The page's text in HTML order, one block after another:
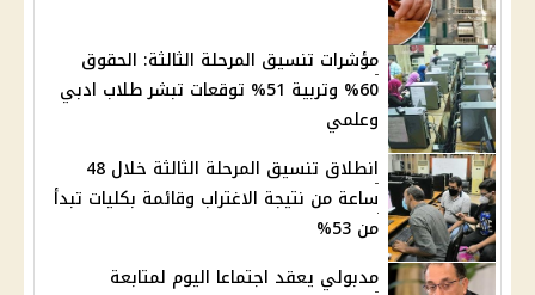
مؤشرات تنسيق المرحلة الثالثة: الحقوق
60% وتربية 51% توقعات تبشر طلاب ادبي
وعلمي
انطلاق تنسيق المرحلة الثالثة خلال 48
ساعة من نتيجة الاغتراب وقائمة بكليات تبدأ
من 53%
مدبولي يعقد اجتماعا اليوم لمتابعة